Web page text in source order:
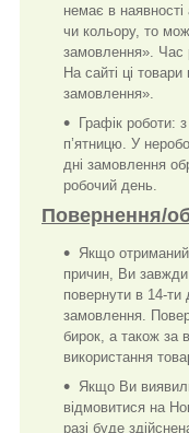
немає в
чи кольору, то
замовлення». Час
На сайті ці
замовлення».
Графік роботи:
п’ятницю. У
дні замовлення
робочий день.
Повернення/
Якщо отриманий
причин, Ви
повернути в 14-ти
замовлення.
бирок, а також за
використання
Якщо Ви
відмовитися на
разі буде